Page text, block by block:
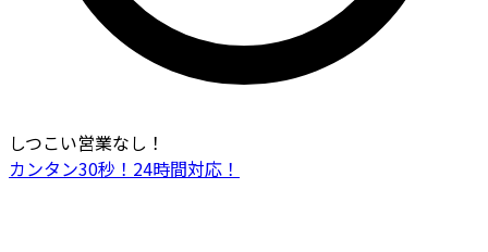
しつこい営業なし！
カンタン30秒！24時間対応！